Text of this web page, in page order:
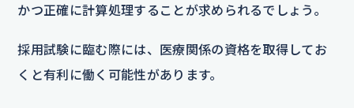
かつ正確に計算処理することが求められるでしょう。
採用試験に臨む際には、医療関係の資格を取得してお
くと有利に働く可能性があります。